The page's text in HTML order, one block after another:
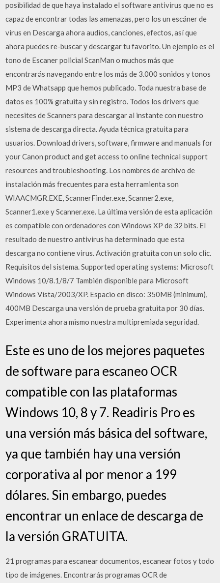
posibilidad de que haya instalado el software antivirus que no es
capaz de encontrar todas las amenazas, pero los un escáner de
virus en Descarga ahora audios, canciones, efectos, así que
ahora puedes re-buscar y descargar tu favorito. Un ejemplo es el
tono de Escaner policial ScanMan o muchos más que
encontrarás navegando entre los más de 3.000 sonidos y tonos
MP3 de Whatsapp que hemos publicado. Toda nuestra base de
datos es 100% gratuita y sin registro. Todos los drivers que
necesites de Scanners para descargar al instante con nuestro
sistema de descarga directa. Ayuda técnica gratuita para
usuarios. Download drivers, software, firmware and manuals for
your Canon product and get access to online technical support
resources and troubleshooting. Los nombres de archivo de
instalación más frecuentes para esta herramienta son
WIAACMGR.EXE, ScannerFinder.exe, Scanner2.exe,
Scanner1.exe y Scanner.exe. La última versión de esta aplicación
es compatible con ordenadores con Windows XP de 32 bits. El
resultado de nuestro antivirus ha determinado que esta
descarga no contiene virus. Activación gratuita con un solo clic.
Requisitos del sistema. Supported operating systems: Microsoft
Windows 10/8.1/8/7 También disponible para Microsoft
Windows Vista/2003/XP. Espacio en disco: 350MB (minimum),
400MB Descarga una versión de prueba gratuita por 30 días.
Experimenta ahora mismo nuestra multipremiada seguridad.
Este es uno de los mejores paquetes
de software para escaneo OCR
compatible con las plataformas
Windows 10, 8 y 7. Readiris Pro es
una versión más básica del software,
ya que también hay una versión
corporativa al por menor a 199
dólares. Sin embargo, puedes
encontrar un enlace de descarga de
la versión GRATUITA.
21 programas para escanear documentos, escanear fotos y todo
tipo de imágenes. Encontrarás programas OCR de